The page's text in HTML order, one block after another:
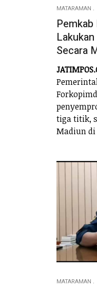
MATARAMAN
Secara
tiga titik,
Madiun di
MATARAMAN